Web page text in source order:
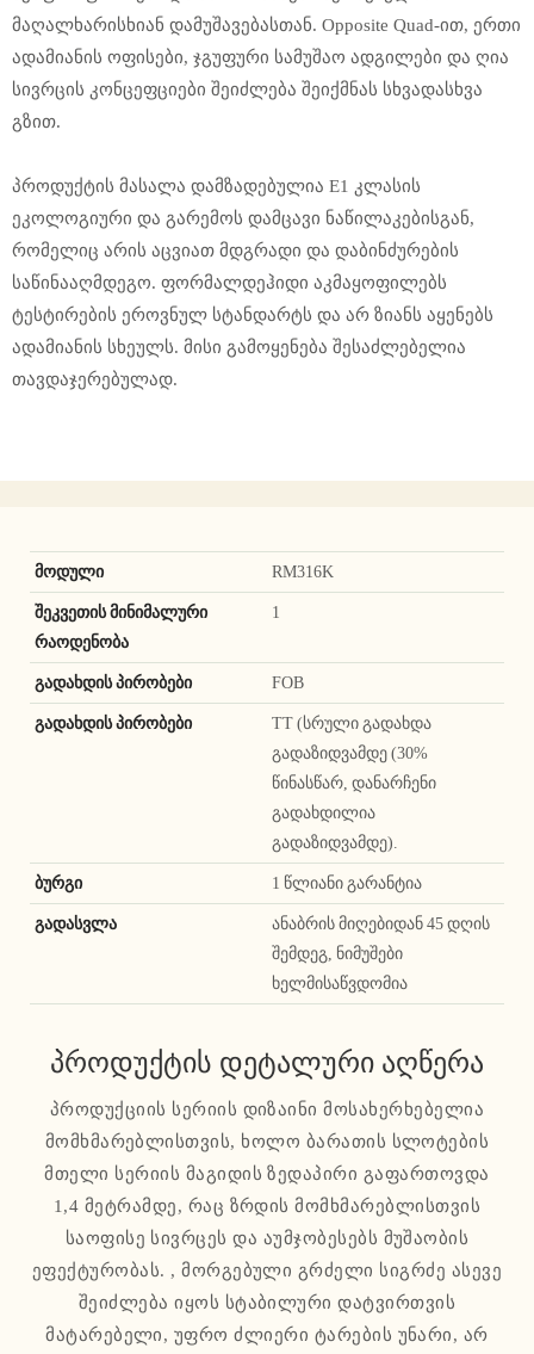
მაღალხარისხიან დამუშავებასთან. Opposite Quad-ით, ერთი
ადამიანის ოფისები, ჯგუფური სამუშაო ადგილები და ღია
სივრცის კონცეფციები შეიძლება შეიქმნას სხვადასხვა
გზით.
პროდუქტის მასალა დამზადებულია E1 კლასის
ეკოლოგიური და გარემოს დამცავი ნაწილაკებისგან,
რომელიც არის აცვიათ მდგრადი და დაბინძურების
საწინააღმდეგო. ფორმალდეჰიდი აკმაყოფილებს
ტესტირების ეროვნულ სტანდარტს და არ ზიანს აყენებს
ადამიანის სხეულს. მისი გამოყენება შესაძლებელია
თავდაჯერებულად.
მოდული RM316K
შეკვეთის მინიმალური
რაოდენობა
1
გადახდის პირობები FOB
გადახდის პირობები
TT (სრული გადახდა
გადაზიდვამდე (30%
წინასწარ, დანარჩენი
გადახდილია
გადაზიდვამდე).
ბურგი 1 წლიანი გარანტია
გადასვლა
ანაბრის მიღებიდან 45 დღის
შემდეგ, ნიმუშები
ხელმისაწვდომია
პროდუქტის დეტალური აღწერა
პროდუქციის სერიის დიზაინი მოსახერხებელია
მომხმარებლისთვის, ხოლო ბარათის სლოტების
მთელი სერიის მაგიდის ზედაპირი გაფართოვდა
1,4 მეტრამდე, რაც ზრდის მომხმარებლისთვის
საოფისე სივრცეს და აუმჯობესებს მუშაობის
ეფექტურობას. , მორგებული გრძელი სიგრძე ასევე
შეიძლება იყოს სტაბილური დატვირთვის
მატარებელი, უფრო ძლიერი ტარების უნარი, არ